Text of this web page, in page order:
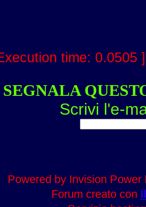
time:
SEGNALA
Scrivi l'e-
Powered by Invision
Forum creato con